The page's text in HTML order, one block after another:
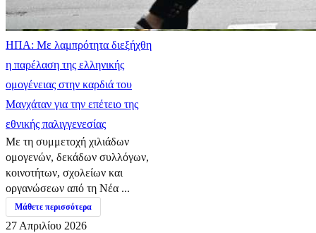
ΗΠΑ: Με λαμπρότητα διεξήχθη
η παρέλαση της ελληνικής
ομογένειας στην καρδιά του
Μανχάταν για την επέτειο της
εθνικής παλιγγενεσίας
Με τη συμμετοχή χιλιάδων
ομογενών, δεκάδων συλλόγων,
κοινοτήτων, σχολείων και
οργανώσεων από τη Νέα ...
Μάθετε περισσότερα
27 Απριλίου 2026